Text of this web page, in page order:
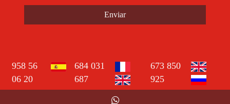
Enviar
958 56
06 20
684 031
687
673 850
925